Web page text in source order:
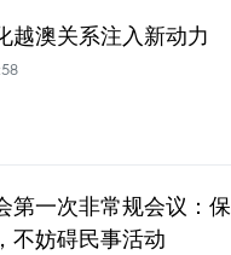
越澳关系注入新动力
第一次非常规会议：保
不妨碍民事活动